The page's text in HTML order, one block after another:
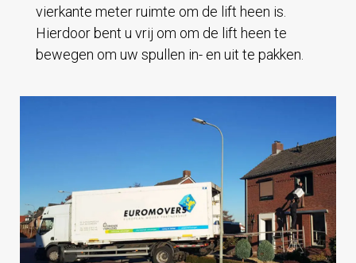
vierkante meter ruimte om de lift heen is.
Hierdoor bent u vrij om om de lift heen te
bewegen om uw spullen in- en uit te pakken.